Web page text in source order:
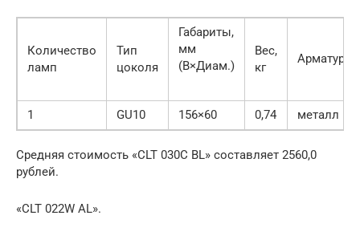
Количество
ламп
Тип
цоколя
Габариты,
мм
(В×Диам.)
Вес,
кг
Арматура
1 GU10 156×60 0,74 металл
Средняя стоимость «CLT 030С BL» составляет 2560,0
рублей.
«CLT 022W AL».